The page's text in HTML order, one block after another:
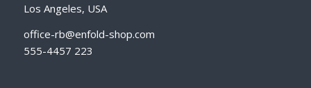
Los Angeles, USA
office-rb@enfold-shop.com
555-4457 223